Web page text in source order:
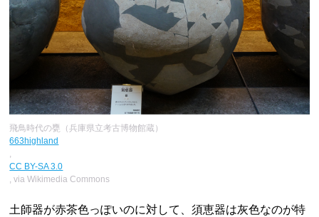
飛鳥時代の甕（兵庫県立考古博物館蔵）
663highland
,
CC BY-SA 3.0
, via Wikimedia Commons
土師器が赤茶色っぽいのに対して、須恵器は灰色なのが特